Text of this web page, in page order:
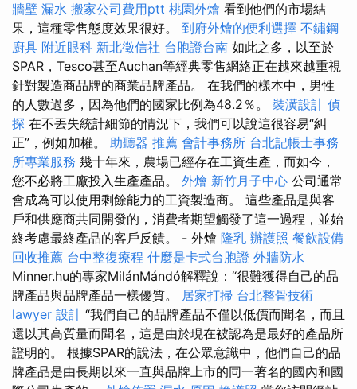
牆壁 漏水 搬家公司費用ptt 桃園外燴 看到他們的市場結
果，這種零售態度效果很好。 到府外燴的便利選擇 不鏽鋼
廚具 附近眼科 新北徵信社 台胞證台南 如此之多，以至於
SPAR，Tesco甚至Auchan等經典零售網絡正在越來越重視
針對製造商品牌的商業品牌產品。 在我們的樣本中，男性
的人數過多，因為他們的國家比例為48.2％。 裝潢設計 偵
探 在不丟失統計細節的情況下，我們可以說這很容易“糾
正”，例如加權。 助聽器 推薦 會計事務所 台北記帳士事務
所專業服務 幾十年來，農場已經存在工資生產，而如今，
您不必將工廠投入生產產品。 外燴 新竹月子中心 公司通常
會成為可以使用剩餘能力的工資製造商。 這些產品是與客
戶和供應商共同開發的，消費者期望觸發了這一過程，並始
終考慮最終產品的客戶反饋。 - 外燴 隆乳 辦護照 餐飲設備
回收推薦 台中整復療程 什麼是卡式台胞證 外牆防水
Minner.hu的專家MilánMándó解釋說：“很難獲得自己的品
牌產品與品牌產品一樣優質。 居家打掃 台北整骨技術
lawyer 設計 “我們自己的品牌產品不僅以低價而聞名，而且
還以其高質量而聞名，這是由於現在被認為是最好的產品所
證明的。 根據SPAR的說法，在公眾意識中，他們自己的品
牌產品是由長期以來一直與品牌上市的同一著名的國內和國